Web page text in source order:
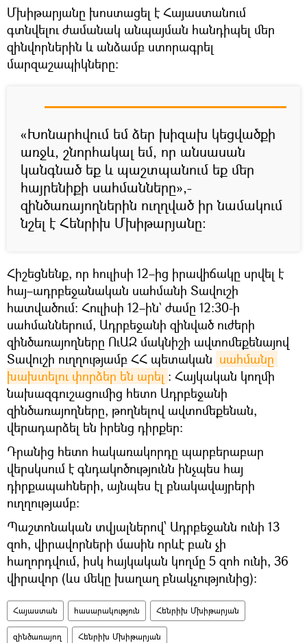
Մխիթարյանը խոստացել է Հայաստանում
գտնվելու ժամանակ անպայման հանդիպել մեր
զինվորներին և անձամբ ստորագրել
մարզաշապիկները:
«Խոնարհվում եմ ձեր խիզախ կեցվածքի
առջև, շնորհակալ եմ, որ անսասան
կանգնած եք և պաշտպանում եք մեր
հայրենիքի սահմանները»,-
զինծառայողներին ուղղված իր նամակում
նշել է Հենրիխ Մխիթարյանը:
Հիշեցնենք, որ հուլիսի 12–ից իրավիճակը սրվել է
հայ–ադրբեջանական սահմանի Տավուշի
հատվածում։ Հուլիսի 12–ին` ժամը 12:30-ի
սահմաններում, Ադրբեջանի զինված ուժերի
զինծառայողները ՈւԱԶ մակնիշի ավտոմեքենայով
Տավուշի ուղղությամբ ՀՀ պետական սահմանը
խախտելու փորձեր են արել : Հայկական կողմի
նախազգուշացումից հետո Ադրբեջանի
զինծառայողները, թողնելով ավտոմեքենան,
վերադարձել են իրենց դիրքեր:
Դրանից հետո հակառակորդը պարբերաբար
վերսկսում է գնդակոծությունն ինչպես հայ
դիրքապահների, այնպես էլ բնակավայրերի
ուղղությամբ։
Պաշտոնական տվյալներով՝ Ադրբեջանն ունի 13
զոհ, վիրավորների մասին որևէ բան չի
հաղորդվում, իսկ հայկական կողմը 5 զոհ ունի, 36
վիրավոր (ևս մեկը խաղաղ բնակչությունից)։
Հայաստան հասարակություն Հենրիխ Մխիթարյան
զինծառայող Հենրիխ Մխիթարյան